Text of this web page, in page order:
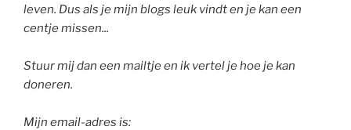
leven. Dus als je mijn blogs leuk vindt en je kan een
centje missen...
Stuur mij dan een mailtje en ik vertel je hoe je kan
doneren.
Mijn email-adres is: